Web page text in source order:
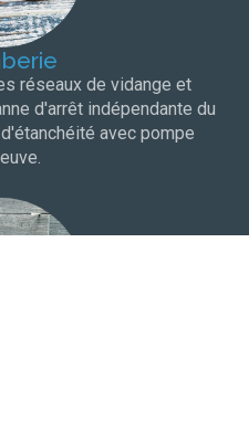
réseaux de vidange et
d'arrêt indépendante du
avec pompe